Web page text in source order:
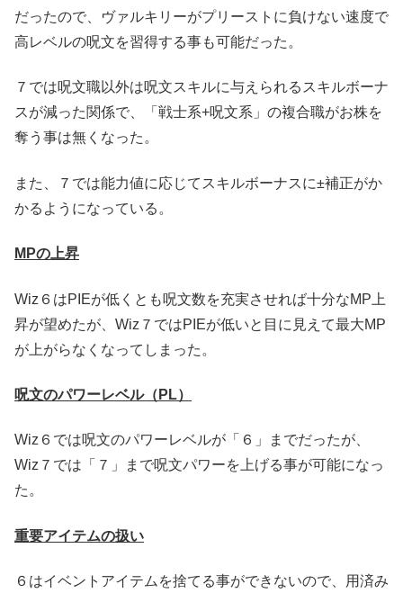
だったので、ヴァルキリーがプリーストに負けない速度で
高レベルの呪文を習得する事も可能だった。
７では呪文職以外は呪文スキルに与えられるスキルボーナ
スが減った関係で、「戦士系+呪文系」の複合職がお株を
奪う事は無くなった。
また、７では能力値に応じてスキルボーナスに±補正がか
かるようになっている。
MPの上昇
Wiz６はPIEが低くとも呪文数を充実させれば十分なMP上
昇が望めたが、Wiz７ではPIEが低いと目に見えて最大MP
が上がらなくなってしまった。
呪文のパワーレベル（PL）
Wiz６では呪文のパワーレベルが「６」までだったが、
Wiz７では「７」まで呪文パワーを上げる事が可能になっ
た。
重要アイテムの扱い
６はイベントアイテムを捨てる事ができないので、用済み